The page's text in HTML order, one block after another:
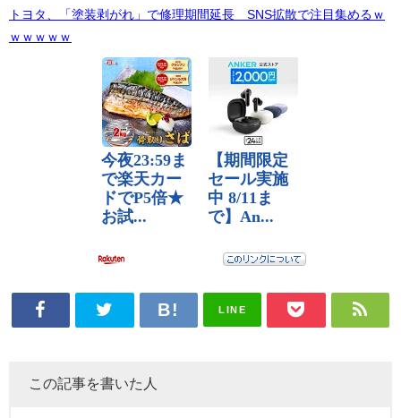
トヨタ、「塗装剥がれ」で修理期間延長 SNS拡散で注目集めるｗ
ｗｗｗｗｗ
LINE
この記事を書いた人